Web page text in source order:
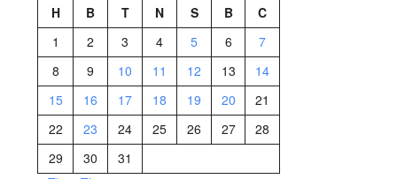
H
B T N S B
C
1
2 3 4 5 6
7
8
9 10 11 12 13
14
15
16 17 18 19 20
21
22
23 24 25 26 27
28
29
30
31